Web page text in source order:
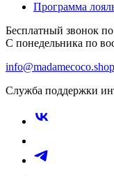
Программа
Бесплатный звонок
С понедельника по
info@madamecoco.shop
Служба поддержки